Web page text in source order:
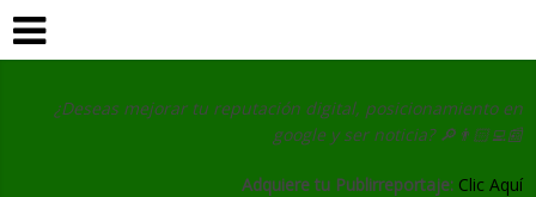
¿Deseas mejorar tu reputación digital, posicionamiento en
google y ser noticia? 🔎👨🏻‍💻📰
Adquiere tu Publirreportaje: Clic Aquí